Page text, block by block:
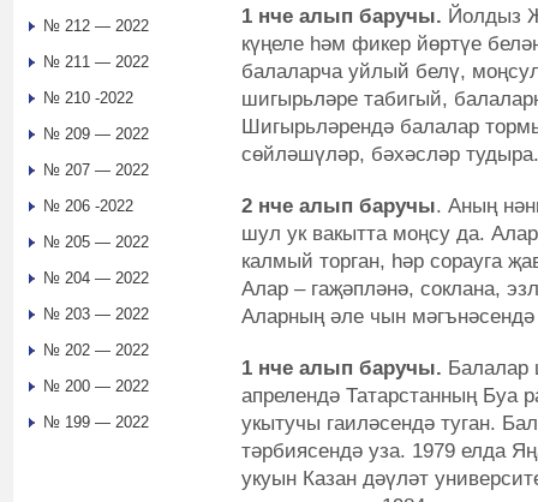
1 нче алып баручы. Йолдыз
күңеле һәм фикер йөртүе
балаларча уйлый белү,
шигырьләре табигый,
Шигырьләрендә балалар
сөйләшүләр, бәхәсләр тудыра.
2 нче алып баручы. Аның
шул ук вакытта моңсу да.
калмый торган, һәр сорауга
Алар – гаҗәпләнә, соклана,
Аларның әле чын
1 нче алып баручы. Балалар
апрелендә Татарстанның Буа
укытучы гаиләсендә туган.
тәрбиясендә уза. 1979 елда
укуын Казан дәүләт
№ 212 — 2022
№ 211 — 2022
№ 210 -2022
№ 209 — 2022
№ 207 — 2022
№ 206 -2022
№ 205 — 2022
№ 204 — 2022
№ 203 — 2022
№ 202 — 2022
№ 200 — 2022
№ 199 — 2022